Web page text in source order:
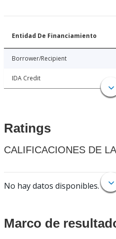
Entidad De Financiamiento
Borrower/Recipient
IDA Credit
Ratings
CALIFICACIONES DE
No hay datos disponibles.
Marco de